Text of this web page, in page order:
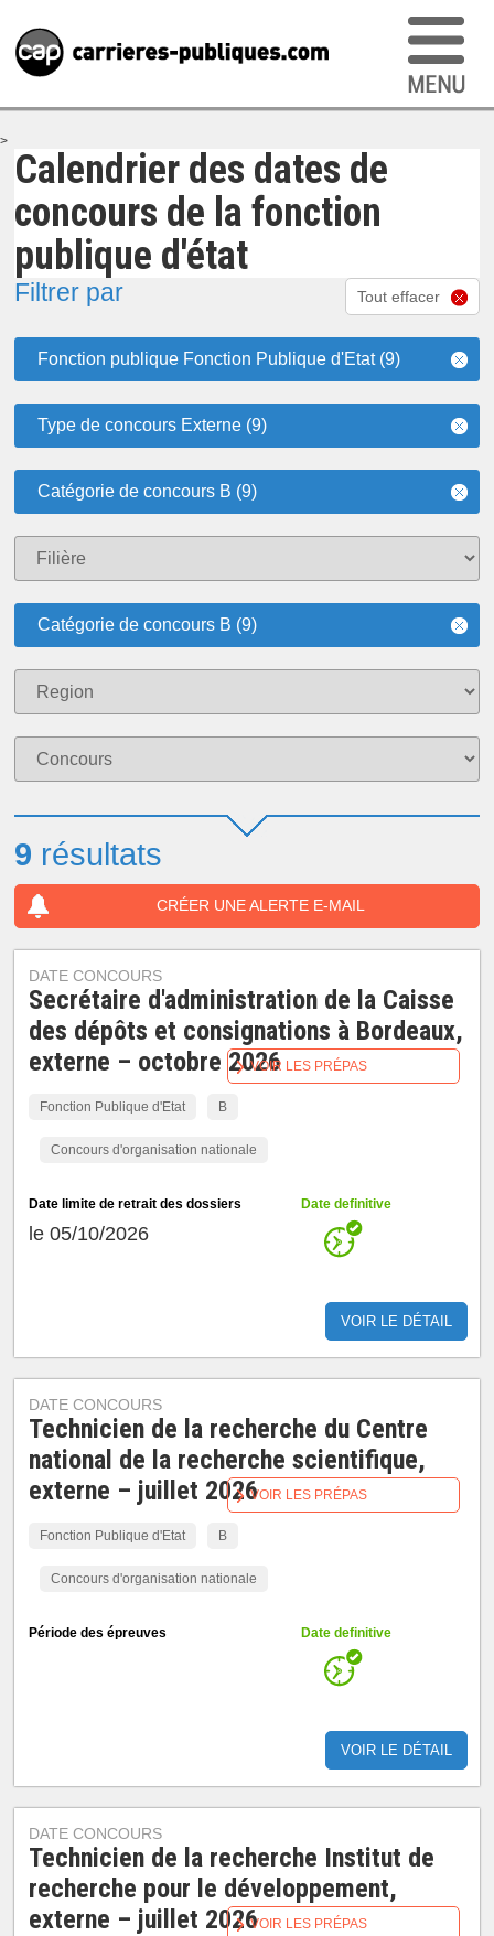
>
Calendrier des dates de
concours de la fonction
publique d'état
Filtrer par Tout effacer
Fonction publique Fonction Publique d'Etat (9)
Type de concours Externe (9)
Catégorie de concours B (9)
Catégorie de concours B (9)
9 résultats
CRÉER UNE ALERTE E-MAIL
DATE CONCOURS
Secrétaire d'administration de la Caisse
des dépôts et consignations à Bordeaux,
externe – octobre 2026
Fonction Publique d'Etat B
Concours d'organisation nationale
Date limite de retrait des dossiers
le 05/10/2026
Date definitive
VOIR LE DÉTAIL
VOIR LES PRÉPAS
DATE CONCOURS
Technicien de la recherche du Centre
national de la recherche scientifique,
externe – juillet 2026
Fonction Publique d'Etat B
Concours d'organisation nationale
Période des épreuves Date definitive
VOIR LE DÉTAIL
VOIR LES PRÉPAS
DATE CONCOURS
Technicien de la recherche Institut de
recherche pour le développement,
externe – juillet 2026VOIR LES PRÉPAS